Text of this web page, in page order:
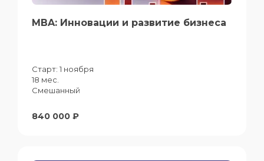
MBA: Инновации и развитие бизнеса
Старт: 1 ноября
18 мес.
Смешанный
840 000 ₽